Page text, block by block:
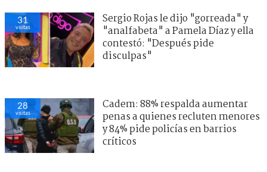
31
visitas
Sergio Rojas le dijo "gorreada" y
"analfabeta" a Pamela Díaz y ella
contestó: "Después pide
disculpas"
28
visitas
Cadem: 88% respalda aumentar
penas a quienes recluten menores
y 84% pide policías en barrios
críticos